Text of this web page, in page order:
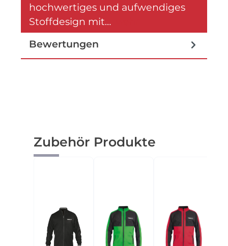
hochwertiges und aufwendiges
Stoffdesign mit…
Bewertungen
Produktgalerie überspringen
Zubehör Produkte